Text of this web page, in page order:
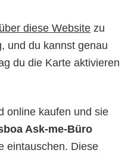
mit der
über diese Website zu
und du kannst genau
du die Karte aktivieren
online kaufen und sie
Ask-me-Büro
eintauschen. Diese